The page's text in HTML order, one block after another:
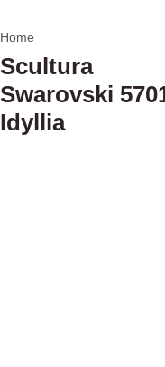
Home
Scultura
Swarovski
Idyllia